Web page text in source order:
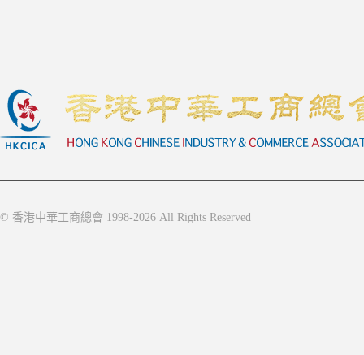
© 香港中華工商總會 1998-2026 All Rights Reserved